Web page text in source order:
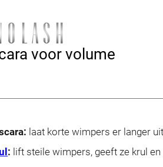
voor volume
laat korte wimpers er langer
: lift steile wimpers, geeft ze krul